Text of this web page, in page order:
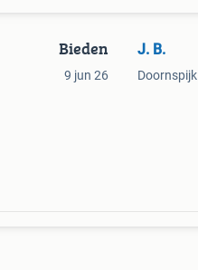
Bieden
9 jun 26
J. B.
Doornspijk